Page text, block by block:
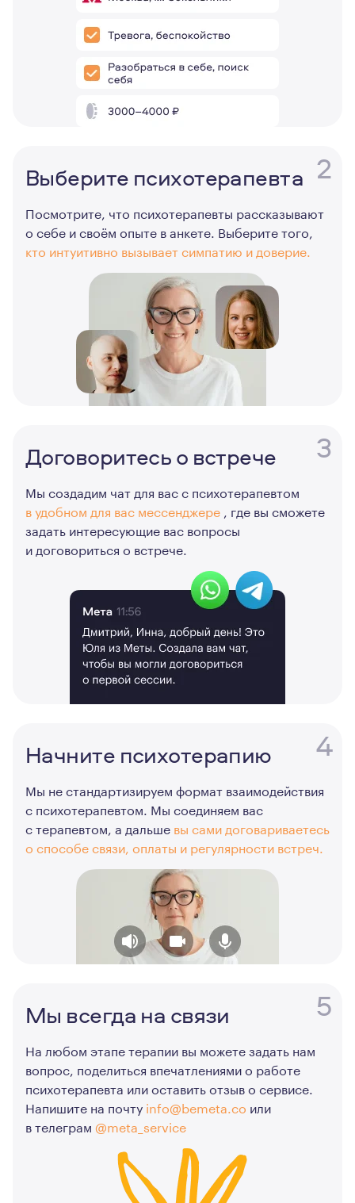
2
Выберите психотерапевта
Посмотрите, что психотерапевты рассказывают
о себе и своём опыте в анкете. Выберите того,
кто интуитивно вызывает симпатию и доверие.
3
Договоритесь о встрече
Мы создадим чат для вас с психотерапевтом
в удобном для вас мессенджере , где вы сможете
задать интересующие вас вопросы
и договориться о встрече.
4
Начните психотерапию
Мы не стандартизируем формат взаимодействия
с психотерапевтом. Мы соединяем вас
с терапевтом, а дальше вы сами договариваетесь
о способе связи, оплаты и регулярности встреч.
5
Мы всегда на связи
На любом этапе терапии вы можете задать нам
вопрос, поделиться впечатлениями о работе
психотерапевта или оставить отзыв о сервисе.
Напишите на почту info@bemeta.co или
в телеграм @meta_service